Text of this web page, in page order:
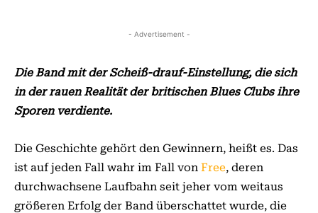
- Advertisement -
Die Band mit der Scheiß-drauf-Einstellung, die sich
in der rauen Realität der britischen Blues Clubs ihre
Sporen verdiente.
Die Geschichte gehört den Gewinnern, heißt es. Das
ist auf jeden Fall wahr im Fall von Free, deren
durchwachsene Laufbahn seit jeher vom weitaus
größeren Erfolg der Band überschattet wurde, die